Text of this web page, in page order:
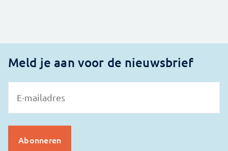
Meld je aan voor de nieuwsbrief